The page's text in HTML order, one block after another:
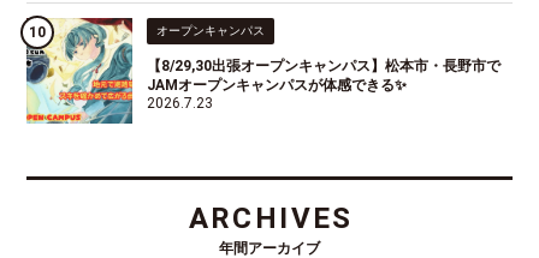
オープンキャンパス
【8/29,30出張オープンキャンパス】松本市・長野市で
JAMオープンキャンパスが体感できる✨
2026.7.23
ARCHIVES
年間アーカイブ